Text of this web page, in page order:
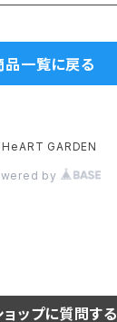
ョップに質問する
ル
品一覧に戻る
GARDEN
by